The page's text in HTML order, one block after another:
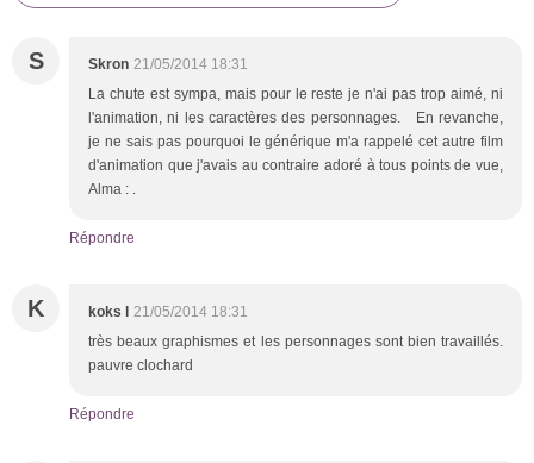
S Skron 21/05/2014 18:31
La chute est sympa, mais pour le reste je n'ai pas trop aimé, ni
l'animation, ni les caractères des personnages. En revanche,
je ne sais pas pourquoi le générique m'a rappelé cet autre film
d'animation que j'avais au contraire adoré à tous points de vue,
Alma : .
Répondre
K koks l 21/05/2014 18:31
très beaux graphismes et les personnages sont bien travaillés.
pauvre clochard
Répondre